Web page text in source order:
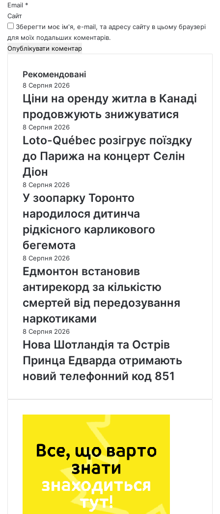
Email *
Сайт
Зберегти моє ім'я, e-mail, та адресу сайту в цьому браузері
для моїх подальших коментарів.
Рекомендовані
8 Серпня 2026
Ціни на оренду житла в Канаді
продовжують знижуватися
8 Серпня 2026
Loto-Québec розігрує поїздку
до Парижа на концерт Селін
Діон
8 Серпня 2026
У зоопарку Торонто
народилося дитинча
рідкісного карликового
бегемота
8 Серпня 2026
Едмонтон встановив
антирекорд за кількістю
смертей від передозування
наркотиками
8 Серпня 2026
Нова Шотландія та Острів
Принца Едварда отримають
новий телефонний код 851